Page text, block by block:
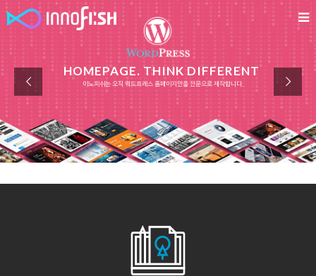
HOMEPAGE. THINK DIFFERENT
이노피쉬는 오직 워드프레스 홈페이지만을 전문으로 제작합니다.